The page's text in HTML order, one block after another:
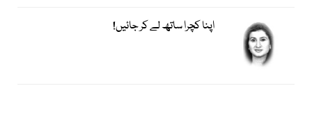
اپنا کچرا ساتھ لے کر جائیں!